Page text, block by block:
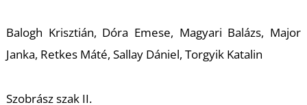
Balogh Krisztián, Dóra Emese, Magyari Balázs, Major
Janka, Retkes Máté, Sallay Dániel, Torgyik Katalin
Szobrász szak II.